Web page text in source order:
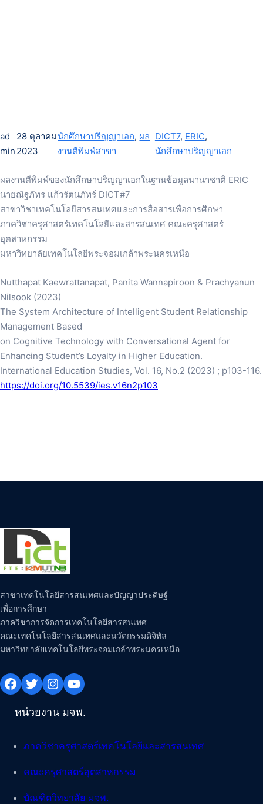
ad
min
28 ตุลาคม
2023
นักศึกษาปริญญาเอก, ผล
งานตีพิมพ์สาขา
DICT7, ERIC
นักศึกษาปริญญาเอก
ผลงานตีพิมพ์ของนักศึกษาปริญญาเอกในฐานข้อมูลนานาชาติ ERIC
นายณัฐภัทร แก้วรัตนภัทร์ DICT#7
สาขาวิชาเทคโนโลยีสารสนเทศและการสื่อสารเพื่อการศึกษา
ภาควิชาครุศาสตร์เทคโนโลยีและสารสนเทศ คณะครุศาสตร์
อุตสาหกรรม
มหาวิทยาลัยเทคโนโลยีพระจอมเกล้าพระนครเหนือ
Nutthapat Kaewrattanapat, Panita Wannapiroon & Prachyanun
Nilsook (2023)
The System Architecture of Intelligent Student Relationship
Management Based
on Cognitive Technology with Conversational Agent for
Enhancing Student’s Loyalty in Higher Education.
International Education Studies, Vol. 16, No.2 (2023) ; p103-116.
https://doi.org/10.5539/ies.v16n2p103
สาขาเทคโนโลยีสารสนเทศและปัญญาประดิษฐ์
เพื่อการศึกษา
ภาควิชาการจัดการเทคโนโลยีสารสนเทศ
คณะเทคโนโลยีสารสนเทศและนวัตกรรมดิจิทัล
มหาวิทยาลัยเทคโนโลยีพระจอมเกล้าพระนครเหนือ
Facebook Twitter Instagram YouTube
หน่วยงาน มจพ.
ภาควิชาครุศาสตร์เทคโนโลยีและสารสนเทศ
คณะครุศาสตร์อุตสาหกรรม
บัณฑิตวิทยาลัย มจพ.